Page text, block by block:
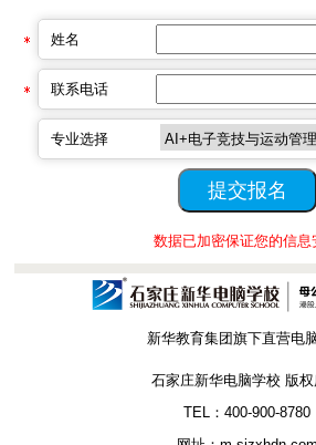
姓名
联系电话
专业选择
数据已加密保证您的信息
新华教育集团旗下直营电
石家庄新华电脑学校 版
TEL：400-900-8780